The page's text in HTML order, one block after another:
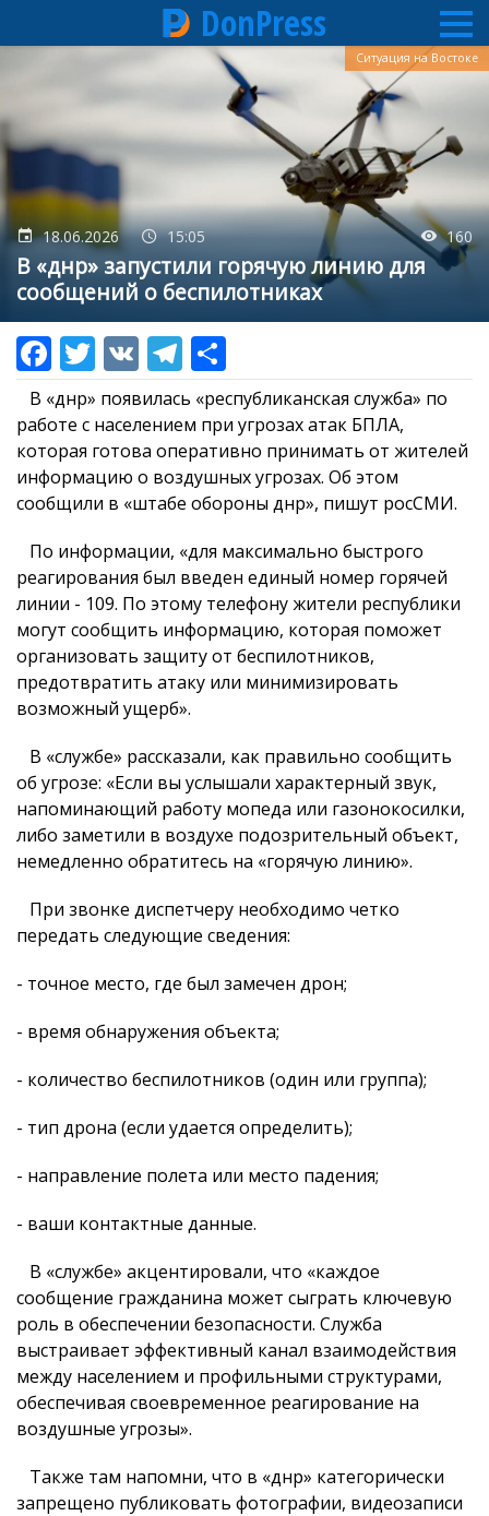
основному
содержанию
DonPress
18.06.2026 15:05 160
В «днр» запустили горячую линию для
сообщений о беспилотниках
Ситуация на Востоке
В «днр» появилась «республиканская служба» по
работе с населением при угрозах атак БПЛА,
которая готова оперативно принимать от жителей
информацию о воздушных угрозах. Об этом
сообщили в «штабе обороны днр», пишут росСМИ.
По информации, «для максимально быстрого
реагирования был введен единый номер горячей
линии - 109. По этому телефону жители республики
могут сообщить информацию, которая поможет
организовать защиту от беспилотников,
предотвратить атаку или минимизировать
возможный ущерб».
В «службе» рассказали, как правильно сообщить
об угрозе: «Если вы услышали характерный звук,
напоминающий работу мопеда или газонокосилки,
либо заметили в воздухе подозрительный объект,
немедленно обратитесь на «горячую линию».
При звонке диспетчеру необходимо четко
передать следующие сведения:
- точное место, где был замечен дрон;
- время обнаружения объекта;
- количество беспилотников (один или группа);
- тип дрона (если удается определить);
- направление полета или место падения;
- ваши контактные данные.
В «службе» акцентировали, что «каждое
сообщение гражданина может сыграть ключевую
роль в обеспечении безопасности. Служба
выстраивает эффективный канал взаимодействия
между населением и профильными структурами,
обеспечивая своевременное реагирование на
воздушные угрозы».
Также там напомни, что в «днр» категорически
запрещено публиковать фотографии, видеозаписи